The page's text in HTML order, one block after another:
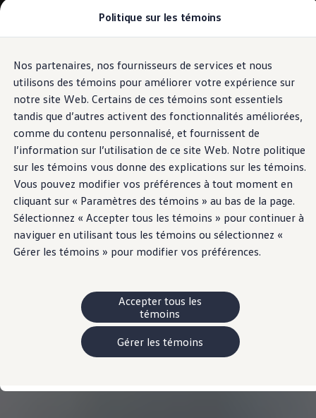
Politique sur les témoins
Nos partenaires, nos fournisseurs de services et nous
utilisons des témoins pour améliorer votre expérience sur
notre site Web. Certains de ces témoins sont essentiels
tandis que d’autres activent des fonctionnalités améliorées,
comme du contenu personnalisé, et fournissent de
l’information sur l’utilisation de ce site Web. Notre politique
sur les témoins vous donne des explications sur les témoins.
Vous pouvez modifier vos préférences à tout moment en
cliquant sur « Paramètres des témoins » au bas de la page.
Sélectionnez « Accepter tous les témoins » pour continuer à
naviguer en utilisant tous les témoins ou sélectionnez «
Gérer les témoins » pour modifier vos préférences.
Accepter tous les
témoins
Gérer les témoins
Passer
au
contenu
principal
Passer
au
pied
de
page
Modèles et offres
Comparez nos véhicules
Pourquoi un véhicule d’occasion certifié
Programmes d’entretien prépayé
Achetez des articles
Garanties et assistance routière
Pourquoi VW
Coût d'utilisation
Modèles et offres
Commandites et partenariats
À propos de Volkswagen
Services financiers
Étapes pour le financement d’une VW
Volkswagen Protection Plusᴹᴰ
Assurance VW
Fin de location
Mon compte
Propriétaires et conducteurs
Au sujet de mon véhicule
Manuel et documentation du propriétaire
Voyants et témoins lumineux
Mises à jour du logiciel du véhicule
Rappels